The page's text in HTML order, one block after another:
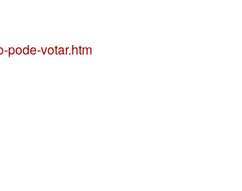
pode-votar.htm